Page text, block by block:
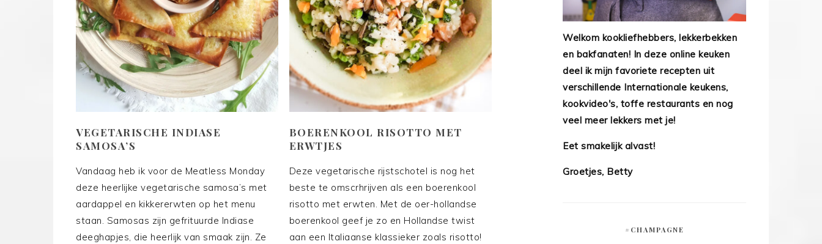
VEGETARISCHE INDIASE
SAMOSA’S
Vandaag heb ik voor de Meatless Monday
deze heerlijke vegetarische samosa’s met
aardappel en kikkererwten op het menu
staan. Samosas zijn gefrituurde Indiase
deeghapjes, die heerlijk van smaak zijn. Ze
BOERENKOOL RISOTTO MET
ERWTJES
Deze vegetarische rijstschotel is nog het
beste te omscrhrijven als een boerenkool
risotto met erwten. Met de oer-hollandse
boerenkool geef je zo en Hollandse twist
aan een Italiaanse klassieker zoals risotto!
Welkom kookliefhebbers, lekkerbekken
en bakfanaten! In deze online keuken
deel ik mijn favoriete recepten uit
verschillende Internationale keukens,
kookvideo's, toffe restaurants en nog
veel meer lekkers met je!
Eet smakelijk alvast!
Groetjes, Betty
#CHAMPAGNE